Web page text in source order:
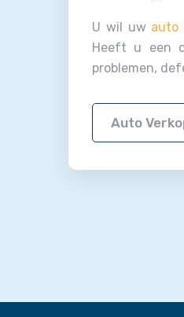
U wil uw auto
Heeft u een
problemen,
Auto